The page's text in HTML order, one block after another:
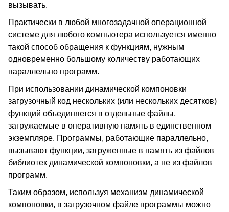
вызывать.
Практически в любой многозадачной операционной
системе для любого компьютера используется именно
такой способ обращения к функциям, нужным
одновременно большому количеству работающих
параллельно программ.
При использовании динамической компоновки
загрузочный код нескольких (или нескольких десятков)
функций объединяется в отдельные файлы,
загружаемые в оперативную память в единственном
экземпляре. Программы, работающие параллельно,
вызывают функции, загруженные в память из файлов
библиотек динамической компоновки, а не из файлов
программ.
Таким образом, используя механизм динамической
компоновки, в загрузочном файле программы можно